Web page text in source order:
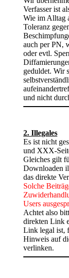
Verfasser ist
Wie im Alltag
Toleranz
auch per PN,
oder evtl.
geduldet. Wir
und nicht
2. Illegales
Es ist nicht
und XXX-
Gleiches gilt
Downloaden
das direkte
Solche
Users
Achtet also
direkten Link
Link legal ist,
Hinweis auf
verlinken.